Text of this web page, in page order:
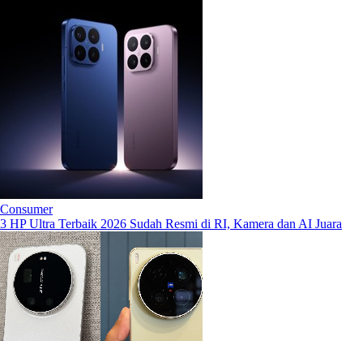
Consumer
3 HP Ultra Terbaik 2026 Sudah Resmi di RI, Kamera dan AI Juara